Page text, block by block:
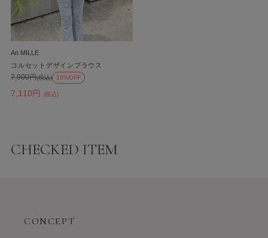
An MILLE
コルセットデザインブラウス
7,110円 (税込)
7,900円(税込) 10%OFF
CHECKED ITEM
CONCEPT